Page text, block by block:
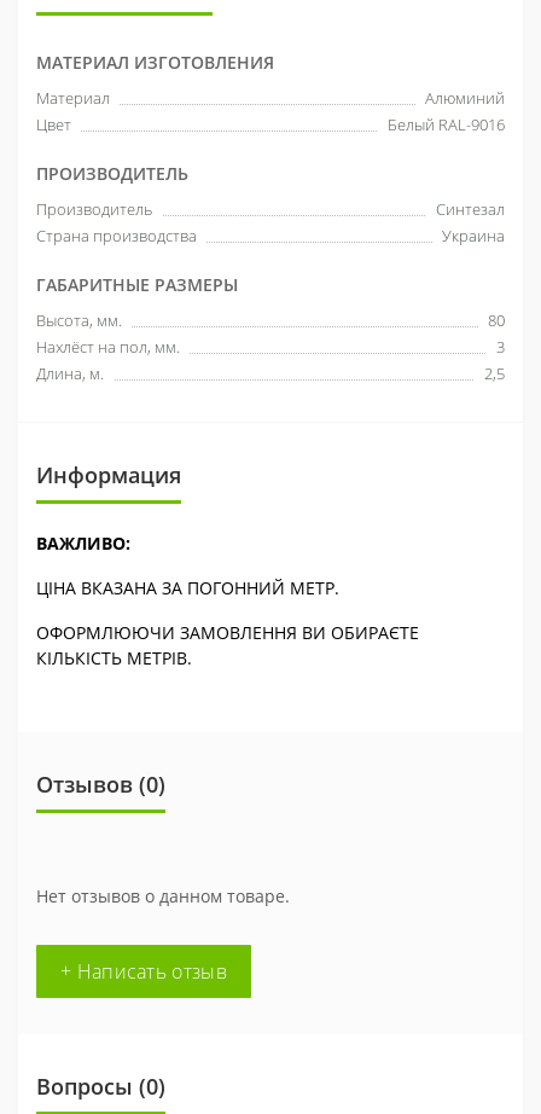
МАТЕРИАЛ ИЗГОТОВЛЕНИЯ
Материал
Алюминий
Цвет
Белый RAL-9016
ПРОИЗВОДИТЕЛЬ
Производитель
Синтезал
Страна производства
Украина
ГАБАРИТНЫЕ РАЗМЕРЫ
Высота, мм.
80
Нахлёст на пол, мм.
3
Длина, м.
2,5
Информация
ВАЖЛИВО:
ЦІНА ВКАЗАНА ЗА ПОГОННИЙ МЕТР.
ОФОРМЛЮЮЧИ ЗАМОВЛЕННЯ ВИ ОБИРАЄТЕ
КІЛЬКІСТЬ МЕТРІВ.
Отзывов (0)
Нет отзывов о данном товаре.
+ Написать отзыв
Вопросы (0)